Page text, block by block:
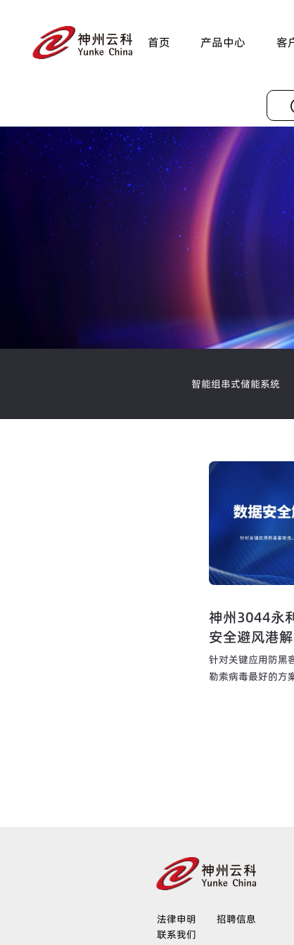
首页 产品中心 客
智能组串式储能系统
神州3044永
安全避风港
针对关键应用防黑
勒索病毒最好的方
法律申明
招聘信息
联系我们